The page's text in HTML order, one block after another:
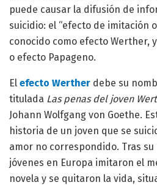
puede causar la difusión de
suicidio: el “efecto de imitación
conocido como efecto Werther,
o efecto Papageno.
El efecto Werther debe su
titulada Las penas del joven
Johann Wolfgang von Goethe.
historia de un joven que se
amor no correspondido. Tras
jóvenes en Europa imitaron el
novela y se quitaron la vida,